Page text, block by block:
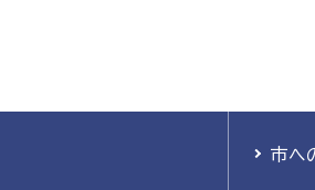
市へ